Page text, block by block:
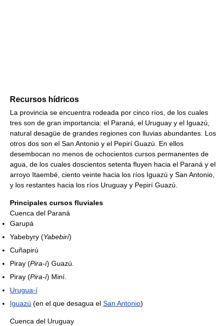
Recursos hídricos
La provincia se encuentra rodeada por cinco ríos, de los cuales
tres son de gran importancia: el Paraná, el Uruguay y el Iguazú,
natural desagüe de grandes regiones con lluvias abundantes. Los
otros dos son el San Antonio y el Pepirí Guazú. En ellos
desembocan no menos de ochocientos cursos permanentes de
agua, de los cuales doscientos setenta fluyen hacia el Paraná y el
arroyo Itaembé, ciento veinte hacia los ríos Iguazú y San Antonio,
y los restantes hacia los ríos Uruguay y Pepirí Guazú.
Principales cursos fluviales
Cuenca del Paraná
Garupá
Yabebyry (Yabebirí)
Cuñapirú
Piray (Pira-í) Guazú.
Piray (Pira-í) Miní.
Urugua-í
Iguazú (en el que desagua el San Antonio)
Cuenca del Uruguay